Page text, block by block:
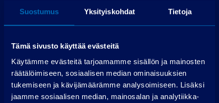
Suostumus Yksityiskohdat Tietoja
Tämä sivusto käyttää evästeitä
Käytämme evästeitä tarjoamamme sisällön ja mainosten
räätälöimiseen, sosiaalisen median ominaisuuksien
tukemiseen ja kävijämäärämme analysoimiseen. Lisäksi
jaamme sosiaalisen median, mainosalan ja analytiikka-
Laske rahoitus
Suurempi viimeinen erä (€):
Rahoitusaika (kk):
Laske rahoitus